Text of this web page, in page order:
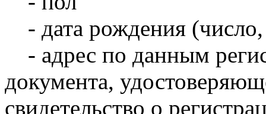
- дата рождения
- адрес по данным
документа,
свидетельство о